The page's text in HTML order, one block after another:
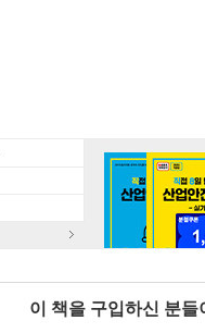
이 책을 구입하신 분